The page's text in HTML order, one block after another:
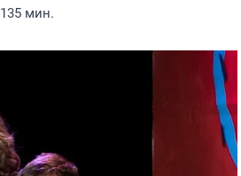
135 мин.